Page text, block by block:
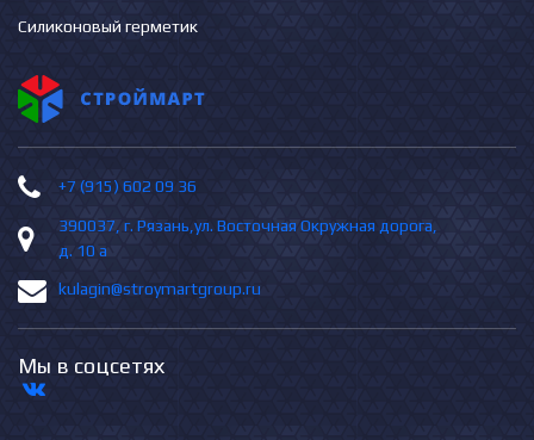
Силиконовый герметик
+7 (915) 602 09 36
390037, г. Рязань,ул. Восточная Окружная дорога,
д. 10 а
kulagin@stroymartgroup.ru
Мы в соцсетях